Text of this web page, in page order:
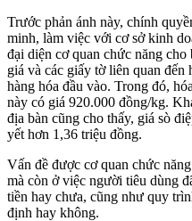
Trước phản ánh này, chính
minh, làm việc với cơ sở kinh
đại diện cơ quan chức năng
giá và các giấy tờ liên quan đến
hàng hóa đầu vào. Trong đó,
này có giá 920.000 đồng/kg.
địa bàn cũng cho thấy, giá sò
yết hơn 1,36 triệu đồng.
Vấn đề được cơ quan chức
mà còn ở việc người tiêu dùng
tiền hay chưa, cũng như quy
định hay không.